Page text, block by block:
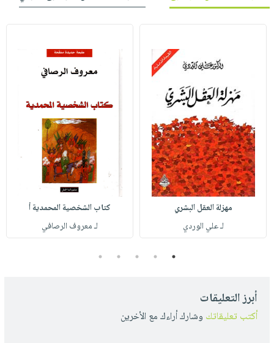
مهزلة العقل البشري
لـ علي الوردي
كتاب الشخصية المحمدية أ
لـ معروف الرصافي
1
2
3
4
5
أبرز التعليقات
أكتب تعليقاتك وشارك أراءك مع الأخرين